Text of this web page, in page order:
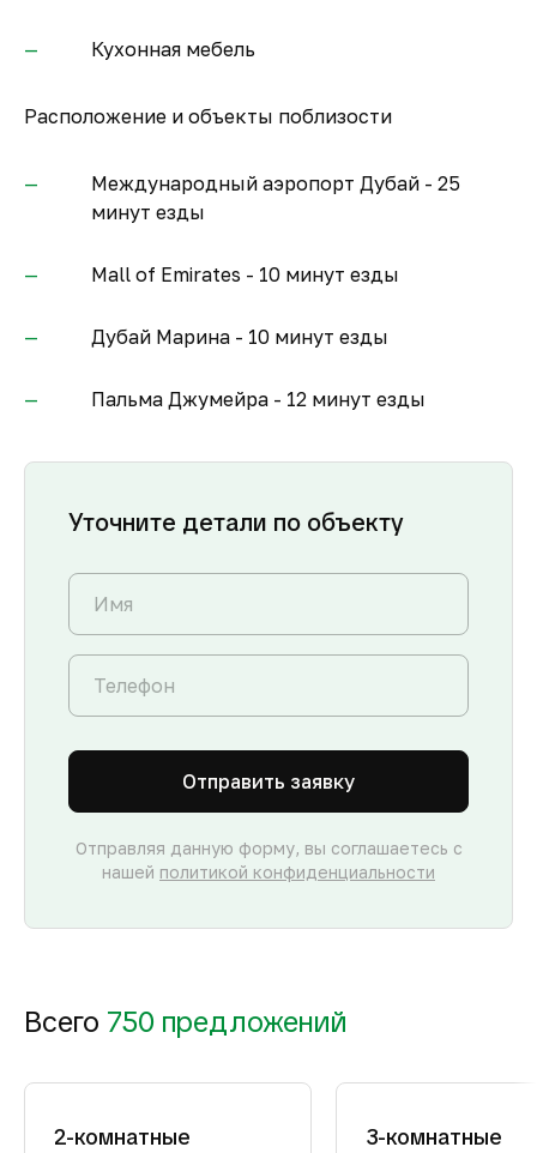
Кухонная мебель
Расположение и объекты поблизости
Международный аэропорт Дубай - 25
минут езды
Mall of Emirates - 10 минут езды
Дубай Марина - 10 минут езды
Пальма Джумейра - 12 минут езды
Уточните детали по объекту
Отправить заявку
Отправляя данную форму, вы соглашаетесь с
нашей политикой конфиденциальности
Всего 750 предложений
2-комнатные
3-комнатные